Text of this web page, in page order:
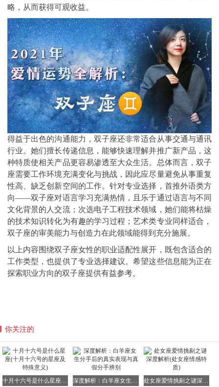
略，从而获得可观收益。
得益于出色的沟通能力，双子座还非常适合从事交通与通讯
行业。她们擅长传递信息，能够快速理解并推广新产品，这
种特质使相关产品更容易渗透至大众生活。总体而言，双子
座需要工作环境充满变化与挑战，因此应尽量避免从事重复
性高、缺乏创新空间的工作。针对专业选择，首推外语类方
向——双子座对语言学习充满热情，且乐于通过语言与不同
文化背景的人交流；次选电子工程技术领域，她们能将枯燥
的技术知识转化为有趣的学习过程；艺术类专业同样适合，
双子座的审美能力与创造力在此领域能得到充分施展。
以上内容围绕双子座女性的职业适配性展开，既包含适合的
工作类型，也提供了专业选择建议。希望这些信息能为正在
探索职业方向的双子座提供有益参考。
你关注的